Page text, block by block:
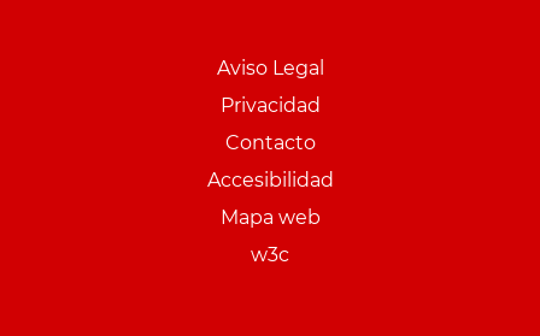
Aviso Legal
Privacidad
Contacto
Accesibilidad
Mapa web
w3c